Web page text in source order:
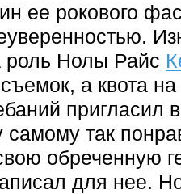
ее рокового
роль Нолы Райс
а квота
пригласил
самому так
обреченную
для нее.